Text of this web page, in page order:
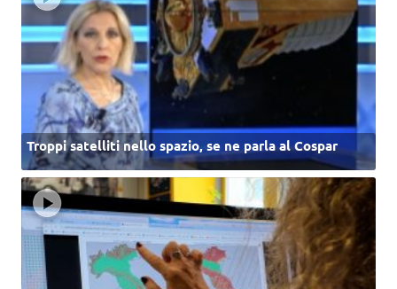
Troppi satelliti nello spazio, se ne parla al Cospar